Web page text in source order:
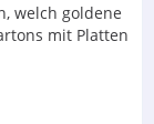
welch goldene
mit Platten